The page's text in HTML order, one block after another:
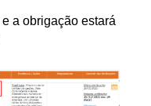
e a obrigação estará